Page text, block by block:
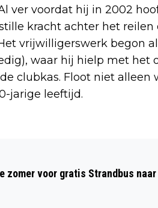
ver voordat hij in 2002
kracht achter het
vrijwilligerswerk begon
waar hij hielp met het
clubkas. Floot niet alleen
jarige leeftijd.
ME
OP
zomer voor gratis Strandbus